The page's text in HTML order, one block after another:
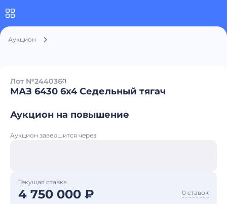
Аукцион
Лот №2440360
МАЗ 6430 6x4 Седельный тягач
Аукцион на повышение
Аукцион завершится через
Текущая ставка
4 750 000 ₽ 0 ставок